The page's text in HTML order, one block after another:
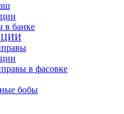
в банке
в фасовке
бобы